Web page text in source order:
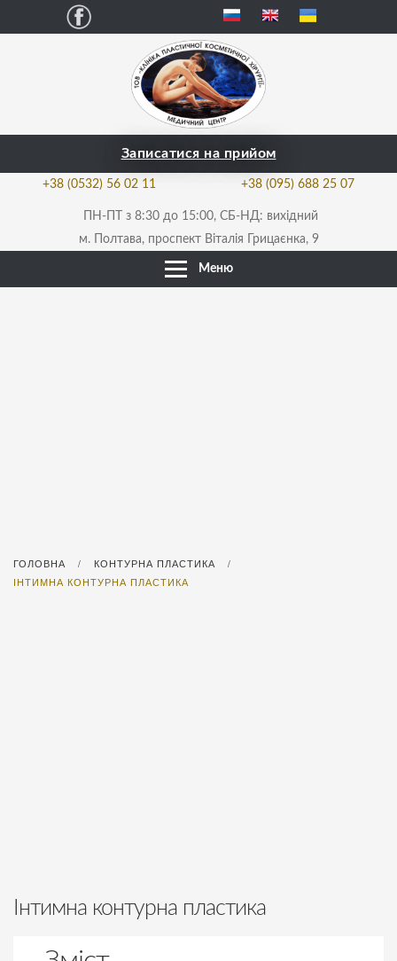
Facebook
Записатися на прийом
м. Полтава, проспект Віталія Грицаєнка, 9
ПН-ПТ з 8:30 до 15:00, СБ-НД: вихідний
+38 (0532) 56 02 11 +38 (095) 688 25 07
Меню
ГОЛОВНА / КОНТУРНА ПЛАСТИКА /
ІНТИМНА КОНТУРНА ПЛАСТИКА
Інтимна контурна пластика